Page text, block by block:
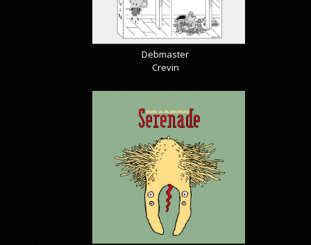
Debmaster
Crevin